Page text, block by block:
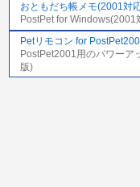
おともだち帳メモ(2001対
PostPet for Windows(2001
Petリモコン for
PostPet2001用のパワーア
版)